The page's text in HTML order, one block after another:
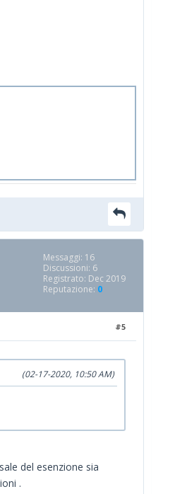
Messaggi: 16
Discussioni: 6
Registrato: Dec 2019
Reputazione: 0
#5
(02-17-2020, 10:50 AM)
del esenzione sia
.